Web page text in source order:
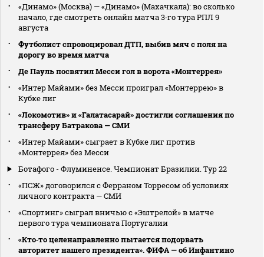
«Динамо» (Москва) — «Динамо» (Махачкала): во сколько
начало, где смотреть онлайн матча 3‑го тура РПЛ 9
августа
Футболист спровоцировал ДТП, выбив мяч с поля на
дорогу во время матча
Де Пауль посвятил Месси гол в ворота «Монтеррея»
«Интер Майами» без Месси проиграл «Монтеррею» в
Кубке лиг
«Локомотив» и «Галатасарай» достигли соглашения по
трансферу Батракова — СМИ
«Интер Майами» сыграет в Кубке лиг против
«Монтеррея» без Месси
Ботафого - Флуминенсе. Чемпионат Бразилии. Тур 22
«ПСЖ» договорился с Ферраном Торресом об условиях
личного контракта — СМИ
«Спортинг» сыграл вничью с «Эштрелой» в матче
первого тура чемпионата Португалии
«Кто‑то целенаправленно пытается подорвать
авторитет нашего президента». ФИФА — об Инфантино